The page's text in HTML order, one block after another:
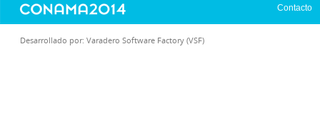
Contacto
Desarrollado por: Varadero Software Factory (VSF)